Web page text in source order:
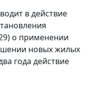
в действие
о применении
новых жилых
года действие